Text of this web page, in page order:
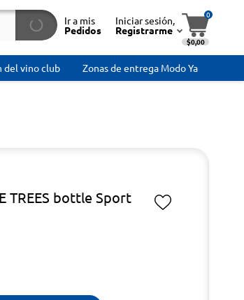
Ir a mis
Pedidos
Iniciar sesión,
Registrarme
0
$0,00
del vino club Zonas de entrega Modo Ya
TREES bottle Sport